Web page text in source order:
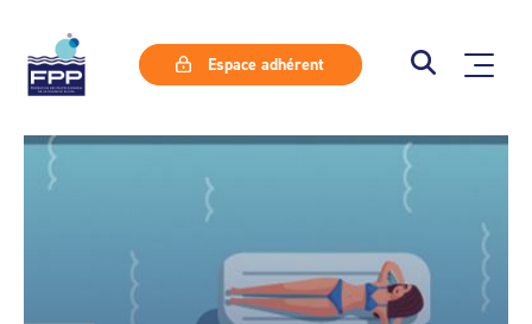
Espace adhérent